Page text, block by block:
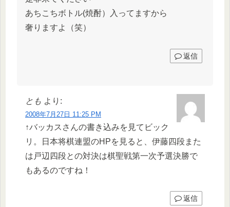
あちこちボトル(焼酎）入ってますから
奢りますよ（笑）
返信
とも より:
2008年7月27日 11:25 PM
↑バッカスさんの書き込みを見てビック
リ。日本将棋連盟のHPを見ると、伊藤四段また
は戸辺四段との対決は棋聖戦第一次予選決勝で
もあるのですね！
返信